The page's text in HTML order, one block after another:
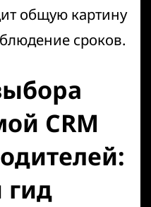
общую картину
сроков.
CRM